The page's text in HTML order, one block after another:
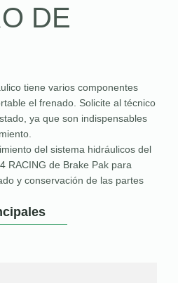
DE
tiene varios componentes
el frenado. Solicite al técnico
ya que son indispensables
del sistema hidráulicos del
RACING de Brake Pak para
y conservación de las partes